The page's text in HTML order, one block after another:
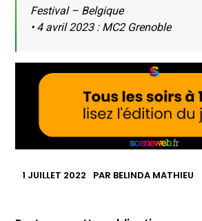
Festival – Belgique
• 4 avril 2023 : MC2 Grenoble
1 JUILLET 2022 PAR BELINDA MATHIEU